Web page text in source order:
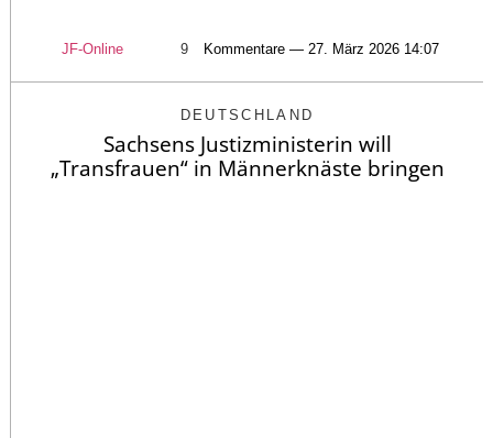
JF-Online 9 Kommentare — 27. März 2026 14:07
DEUTSCHLAND
Sachsens Justizministerin will
„Transfrauen“ in Männerknäste bringen